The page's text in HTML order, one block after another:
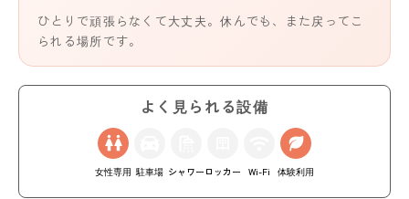
ひとりで頑張らなくて大丈夫。休んでも、また戻ってこ
られる場所です。
よく見られる設備
女性専用 駐車場 シャワー ロッカー Wi-Fi 体験利用